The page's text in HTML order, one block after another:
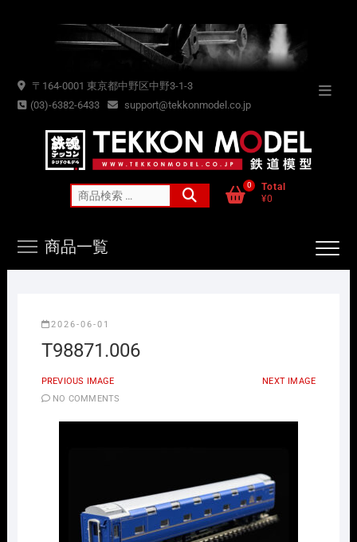
〒164-0001 東京都中野区中野3-1-3
(03)-6382-6433
support@tekkonmodel.co.jp
索
0
Total
¥0
商品一覧
2026-06-01
T98871.006
PREVIOUS IMAGE
NEXT IMAGE
NO COMMENTS